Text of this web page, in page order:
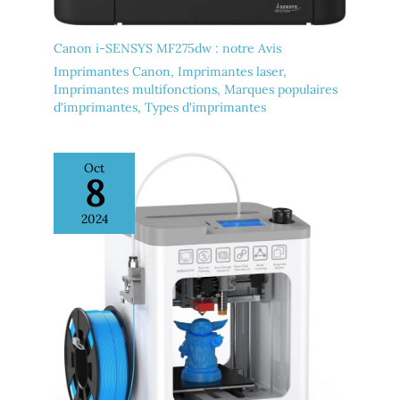
Canon i-SENSYS MF275dw : notre Avis
Imprimantes Canon, Imprimantes laser,
Imprimantes multifonctions, Marques populaires
d'imprimantes, Types d'imprimantes
Oct
8
2024